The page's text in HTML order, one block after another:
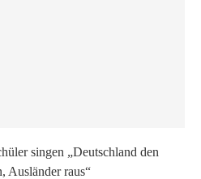
singen „Deutschland den
Ausländer raus“